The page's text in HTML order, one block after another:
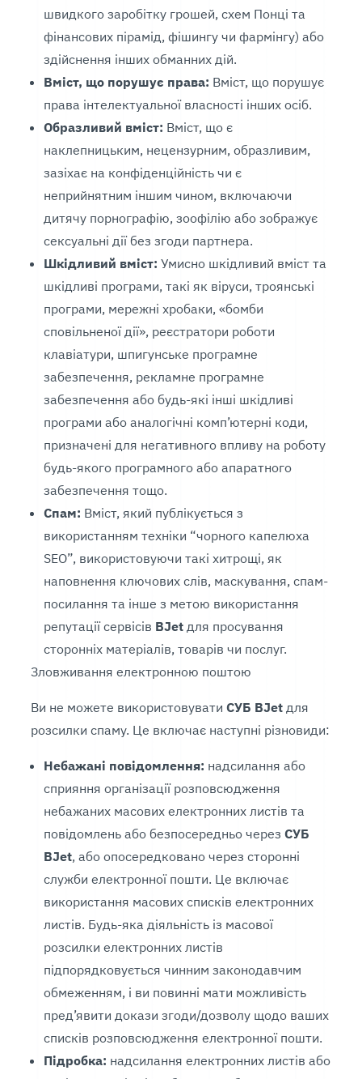
швидкого заробітку грошей, схем Понці та
фінансових пірамід, фішингу чи фармінгу) або
здійснення інших обманних дій.
Вміст, що порушує права: Вміст, що порушує
права інтелектуальної власності інших осіб.
Образливий вміст: Вміст, що є
наклепницьким, нецензурним, образливим,
зазіхає на конфіденційність чи є
неприйнятним іншим чином, включаючи
дитячу порнографію, зоофілію або зображує
сексуальні дії без згоди партнера.
Шкідливий вміст: Умисно шкідливий вміст та
шкідливі програми, такі як віруси, троянські
програми, мережні хробаки, «бомби
сповільненої дії», реєстратори роботи
клавіатури, шпигунське програмне
забезпечення, рекламне програмне
забезпечення або будь-які інші шкідливі
програми або аналогічні комп’ютерні коди,
призначені для негативного впливу на роботу
будь-якого програмного або апаратного
забезпечення тощо.
Спам: Вміст, який публікується з
використанням техніки “чорного капелюха
SEO”, використовуючи такі хитрощі, як
наповнення ключових слів, маскування, спам-
посилання та інше з метою використання
репутації сервісів BJet для просування
сторонніх матеріалів, товарів чи послуг.
Зловживання електронною поштою
Ви не можете використовуватиСУБ BJet для
розсилки спаму. Це включає наступні різновиди:
Небажані повідомлення: надсилання або
сприяння організації розповсюдження
небажаних масових електронних листів та
повідомлень або безпосередньо черезСУБ
BJet, або опосередковано через сторонні
служби електронної пошти. Це включає
використання масових списків електронних
листів. Будь-яка діяльність із масової
розсилки електронних листів
підпорядковується чинним законодавчим
обмеженням, і ви повинні мати можливість
пред’явити докази згоди/дозволу щодо ваших
списків розповсюдження електронної пошти.
Підробка: надсилання електронних листів або